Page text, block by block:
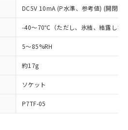
DC5V 10mA (P水準、参考値) (開閉
-40～70℃（ただし、氷結、結露しな
5～85%RH
約17g
ソケット
P7TF-05
ネットワーク
」をご確認
よび標準価格結果を当社の
なく第三者に漏洩または開
うお願いします。
機能（部品リスト作成サー
利用いただくには、I-Web
にご登録されている必要が
部品リストについて、当社
を確認しています。
え状況などにより、予定
があります。
ダウンロード
用期限
（10物質）のすべてが基
とを示します。
用状況下において有害物
し、環境に深刻な影響を
意味します。
す。当社販売部門へお問
これらの製造装置等に一切
ません。
社製品を第三者に販売する
記1、2および3の内容を当
通知します。また当社は、
び販売に係わる関係者が違
るおそれがある場合は、取
たしません。
、お客様のお取引先、ま
客様担当のオムロン制御
売店・当社販売員にご確
さい)
産機種、また在庫状況の
公開していない機種